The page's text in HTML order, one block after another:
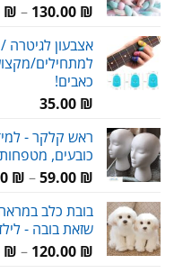
130.00 ₪
–
₪
אצבעון לגיטרה
למתחילים/
כאבים!
35.00 ₪
ראש קלקר -
כובעים,
59.00 ₪
–
₪
בובת כלב
שזאת בובה -
120.00 ₪
–
₪